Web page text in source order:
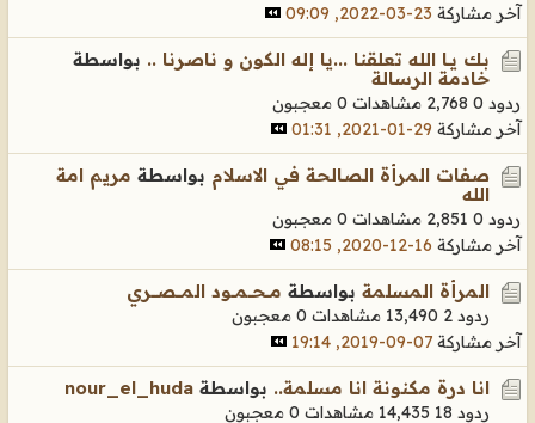
آخر مشاركة 23-03-2022, 09:09
بك يــا الله تعلقنا ...يا إله الكون و ناصرنا .. بواسطة
خادمة الرسالة
ردود 0 2,768 مشاهدات
0 معجبون
آخر مشاركة 29-01-2021, 01:31
صفات المرأة الصالحة في الاسلام بواسطة مريم امة
الله
ردود 0 2,851 مشاهدات
0 معجبون
آخر مشاركة 16-12-2020, 08:15
المرأة المسلمة بواسطة مـــحـــمـــود المــــصــــري
ردود 2 13,490 مشاهدات
0 معجبون
آخر مشاركة 07-09-2019, 19:14
انا درة مكنونة انا مسلمة.. بواسطة nour_el_huda
ردود 18 14,435 مشاهدات
0 معجبون